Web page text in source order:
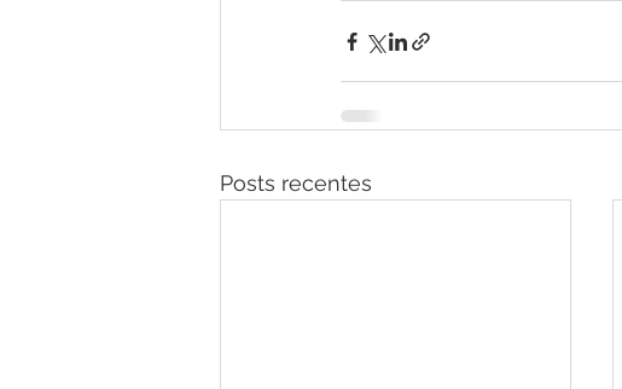
Posts recentes